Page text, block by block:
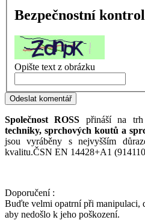
Bezpečnostní
Opište text z obrázku
Odeslat komentář
Společnost ROSS přináší na
techniky, sprchových koutů a
jsou vyráběny s nejvyšším
kvalitu.ČSN EN 14428+A1
Doporučení :
Buďte velmi opatrní při manipulaci,
aby nedošlo k jeho poškození.